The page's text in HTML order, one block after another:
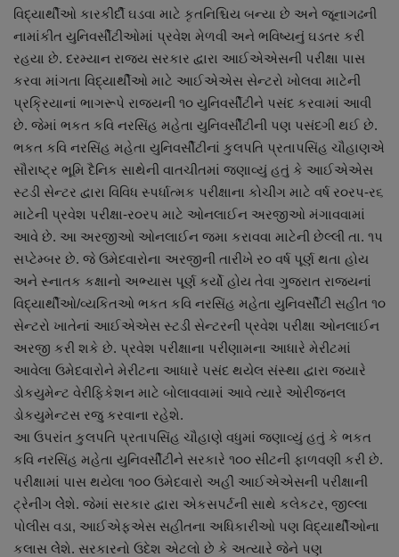
વિદ્યાર્થીઓ કારકીર્દી ઘડવા માટે કૃતનિશ્ચિય બન્યા છે અને જૂનાગઢની
નામાંકીત યુનિવર્સીટીઓમાં પ્રવેશ મેળવી અને ભવિષ્યનું ઘડતર કરી
રહયા છે. દરમ્યાન રાજય સરકાર દ્વારા આઈએએસની પરીક્ષા પાસ
કરવા માંગતા વિદ્યાર્થીઓ માટે આઈએએસ સેન્ટરો ખોલવા માટેની
પ્રક્રિયાનાં ભાગરૂપે રાજયની ૧૦ યુનિવર્સીટીને પસંદ કરવામાં આવી
છે. જેમાં ભકત કવિ નરસિંહ મહેતા યુનિવર્સીટીની પણ પસંદગી થઈ છે.
ભકત કવિ નરસિંહ મહેતા યુનિવર્સીટીનાં કુલપતિ પ્રતાપસિંહ ચૌહાણએ
સૌરાષ્ટ્ર ભૂમિ દૈનિક સાથેની વાતચીતમાં જણાવ્યું હતું કે આઈએએસ
સ્ટડી સેન્ટર દ્વારા વિવિધ સ્પર્ધાત્મક પરીક્ષાના કોચીંગ માટે વર્ષ ર૦રપ-ર૬
માટેની પ્રવેશ પરીક્ષા-ર૦રપ માટે ઓનલાઈન અરજીઓ મંગાવવામાં
આવે છે. આ અરજીઓ ઓનલાઈન જમા કરાવવા માટેની છેલ્લી તા. ૧પ
સપ્ટેમ્બર છે. જે ઉમેદવારોના અરજીની તારીખે ર૦ વર્ષ પૂર્ણ થતા હોય
અને સ્નાતક કક્ષાનો અભ્યાસ પૂર્ણ કર્યો હોય તેવા ગુજરાત રાજયનાં
વિદ્યાર્થીઓ/વ્યકિતઓ ભકત કવિ નરસિંહ મહેતા યુનિવર્સીટી સહીત ૧૦
સેન્ટરો ખાતેનાં આઈએએસ સ્ટડી સેન્ટરની પ્રવેશ પરીક્ષા ઓનલાઈન
અરજી કરી શકે છે. પ્રવેશ પરીક્ષાના પરીણામના આધારે મેરીટમાં
આવેલા ઉમેદવારોને મેરીટના આધારે પસંદ થયેલ સંસ્થા દ્વારા જયારે
ડોકયુમેન્ટ વેરીફિકેશન માટે બોલાવવામાં આવે ત્યારે ઓરીજનલ
ડોકયુમેન્ટસ રજુ કરવાના રહેશે.
આ ઉપરાંત કુલપતિ પ્રતાપસિંહ ચૌહાણે વધુમાં જણાવ્યું હતું કે ભકત
કવિ નરસિંહ મહેતા યુનિવર્સીટીને સરકારે ૧૦૦ સીટની ફાળવણી કરી છે.
પરીક્ષામાં પાસ થયેલા ૧૦૦ ઉમેદવારો અહીં આઈએએસની પરીક્ષાની
ટ્રેનીંગ લેેશે. જેમાં સરકાર દ્વારા એકસપર્ટની સાથે કલેકટર, જીલ્લા
પોલીસ વડા, આઈએફએસ સહીતના અધિકારીઓ પણ વિદ્યાર્થીઓના
કલાસ લેેશે. સરકારનો ઉદેશ એટલો છે કે અત્યારે જેને પણ